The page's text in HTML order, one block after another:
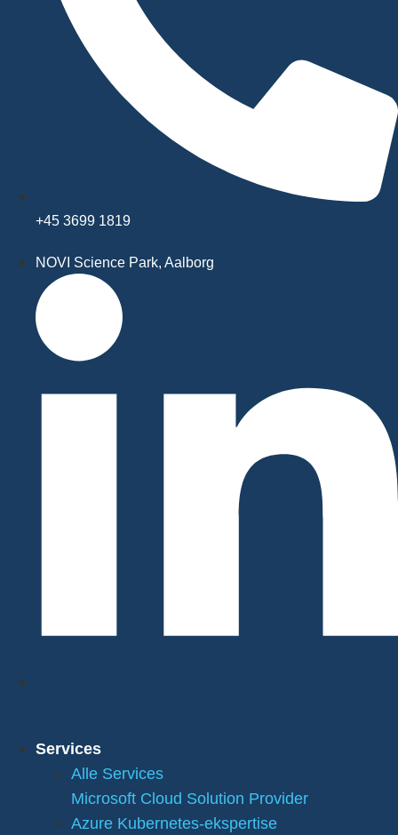
+45 3699 1819
NOVI Science Park, Aalborg
Services
Alle Services
Microsoft Cloud Solution Provider
Azure Kubernetes-ekspertise